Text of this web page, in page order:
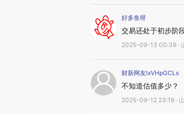
好多鱼呀
交易还处于初步阶
2025-09-13 00:39 ·
财新网友lxVHpGCLs
不知道估值多少？
2025-09-12 23:19 ·